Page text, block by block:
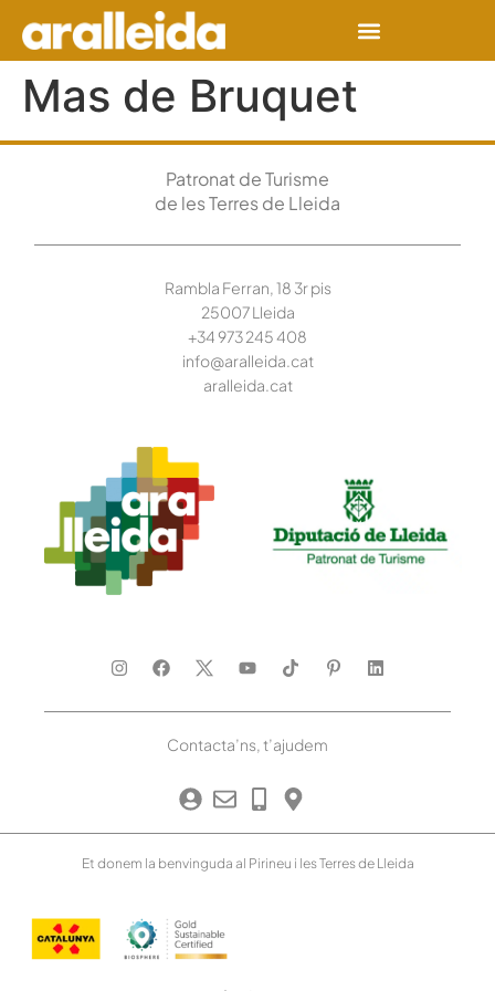
Mas de Bruquet
Patronat de Turisme
de les Terres de Lleida
Rambla Ferran, 18 3r pis
25007 Lleida
+34 973 245408
info@aralleida.cat
aralleida.cat
Contacta’ns, t’ajudem
Et donem la benvinguda al Pirineu i les Terres de Lleida